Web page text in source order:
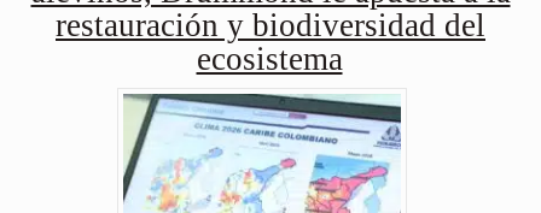
restauración y biodiversidad del
ecosistema